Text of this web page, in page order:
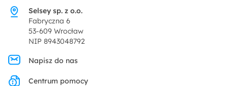
Promocje
Regulamin
Polityka prywatności
Ustawienia prywatności
Selsey sp. z o.o.
Fabryczna 6
53-609 Wrocław
NIP 8943048792
Napisz do nas
Centrum pomocy